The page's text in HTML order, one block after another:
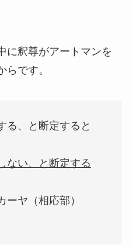
に釈尊がアートマンを
です。
る、と断定すると
ない、と断定する
ーヤ（相応部）